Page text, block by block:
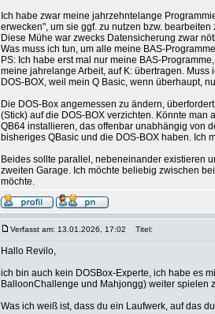
Ich habe zwar meine jahrzehntelange
erwecken", um sie ggf. zu nutzen bzw. bearbeiten
Diese Mühe war zwecks Datensicherung zwar
Was muss ich tun, um alle meine BAS-
PS: Ich habe erst mal nur meine BAS-Programme,
meine jahrelange Arbeit, auf K: übertragen.
DOS-BOX, weil mein Q Basic, wenn überhaupt,
Die DOS-Box angemessen zu ändern,
(Stick) auf die DOS-BOX verzichten. Könnte man
QB64 installieren, das offenbar unabhängig von
bisheriges QBasic und die DOS-BOX haben. Ich
Beides sollte parallel, nebeneinander existieren
zweiten Garage. Ich möchte beliebig zwischen
möchte.
Verfasst am: 13.01.2026, 17:02 Titel:
Hallo Revilo,
ich bin auch kein DOSBox-Experte, ich habe es
BalloonChallenge und Mahjongg) weiter spielen
Was ich weiß ist, dass du ein Laufwerk, auf das